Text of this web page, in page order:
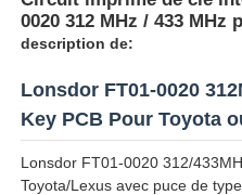
0020 312 MHz / 433 MHz
description de:
Lonsdor FT01-0020
Key PCB Pour Toyota
Lonsdor FT01-0020 312/
Toyota/Lexus avec puce de